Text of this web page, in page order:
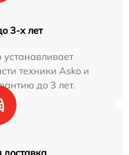
3-х лет
техники Asko и
до 3 лет.